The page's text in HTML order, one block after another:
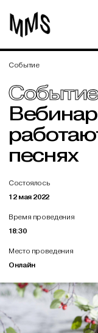
Событие
песнях
Состоялось
12 мая 2022
Время проведения
18:30
Место проведения
Онлайн